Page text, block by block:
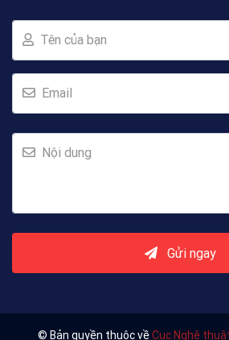
Tên của bạn
Email
Nội dung
Gửi ngay
© Bản quyền thuộc vềCục Nghệ